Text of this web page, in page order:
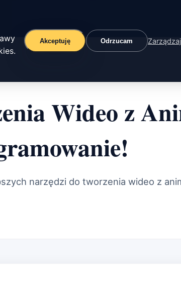
Akceptuję Odrzucam
Wideo z
narzędzi do tworzenia wideo z